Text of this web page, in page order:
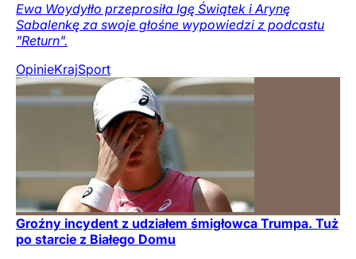
Ewa Woydyłło przeprosiła Igę Świątek i Arynę
Sabalenkę za swoje głośne wypowiedzi z podcastu
"Return".
OpinieKrajSport
Groźny incydent z udziałem śmigłowca Trumpa. Tuż
po starcie z Białego Domu